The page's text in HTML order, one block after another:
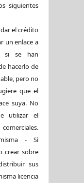
siguientes
el crédito
un enlace a
si se han
hacerlo de
pero no
que el
suya. No
utilizar el
- Si
crear sobre
sus
licencia